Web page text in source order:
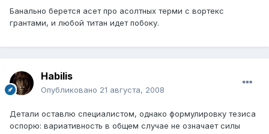
Банально берется асет про асолтных терми с вортекс
грантами, и любой титан идет побоку.
Habilis
Опубликовано 21 августа, 2008
Детали оставлю специалистом, однако формулировку тезиса
оспорю: вариативность в общем случае не означает силы